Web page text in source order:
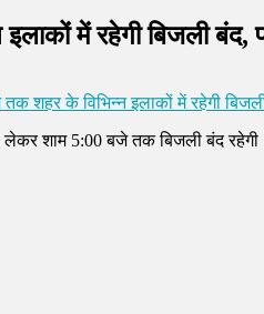
में रहेगी बिजली बंद,
शहर के विभिन्न इलाकों में रहेगी
शाम 5:00 बजे तक बिजली बंद